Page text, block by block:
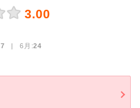
3.00
7 | 6月:24